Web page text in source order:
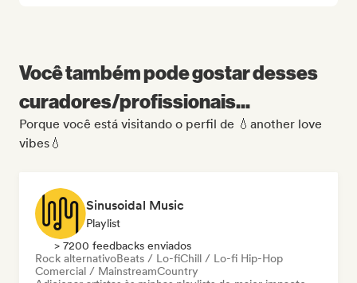
Você também pode gostar desses
curadores/profissionais...
Porque você está visitando o perfil de 💧another love
vibes💧
Sinusoidal Music
Playlist
> 7200 feedbacks enviados
Rock alternativoBeats / Lo-fiChill / Lo-fi Hip-Hop
Comercial / MainstreamCountry